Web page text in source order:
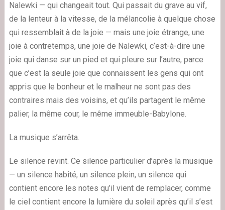
Nalewki — qui changeait tout. Qui passait du grave au vif,
de la lenteur à la vitesse, de la mélancolie à quelque chose
qui ressemblait à de la joie — mais une joie étrange, une
joie à contretemps, une joie de Nalewki, c’est-à-dire une
joie qui danse sur un pied et qui pleure sur l’autre, parce
que c’est la seule joie que connaissent les gens qui ont
appris que le bonheur et le malheur ne sont pas des
contraires mais des voisins, et qu’ils partagent le même
palier, la même cour, le même immeuble-Babylone.
La musique s’arrêta.
Le silence revint. Ce silence particulier d’après la musique
— un silence habité, un silence plein, un silence qui
contient encore les notes qu’il vient de remplacer, comme
le ciel contient encore la lumière du soleil après qu’il s’est